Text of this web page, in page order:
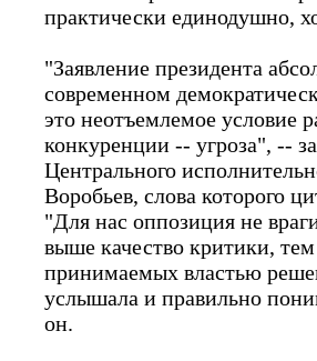
практически единодушно,
"Заявление президента
современном
это неотъемлемое условие
конкуренции -- угроза", --
Центрального
Воробьев, слова которого
"Для нас оппозиция не
выше качество критики,
принимаемых властью
услышала и правильно
он.